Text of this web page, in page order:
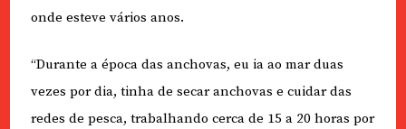
onde esteve vários anos.
“Durante a época das anchovas, eu ia ao mar duas
vezes por dia, tinha de secar anchovas e cuidar das
redes de pesca, trabalhando cerca de 15 a 20 horas por